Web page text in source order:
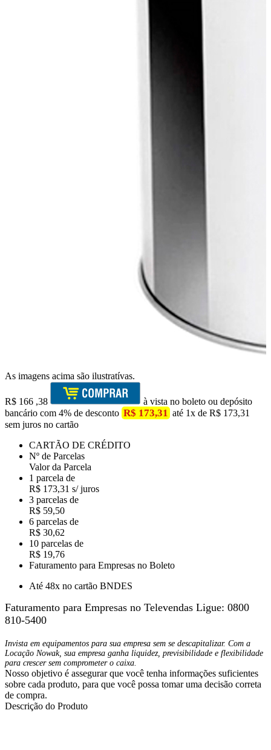
As imagens acima são ilustratívas.
R$ 166 ,38
à vista no boleto ou depósito
bancário com 4% de desconto R$ 173,31 até 1x de R$ 173,31
sem juros no cartão
CARTÃO DE CRÉDITO
Nº de Parcelas
Valor da Parcela
1 parcela de
R$ 173,31 s/ juros
3 parcelas de
R$ 59,50
6 parcelas de
R$ 30,62
10 parcelas de
R$ 19,76
Faturamento para Empresas no Boleto
Até 48x no cartão BNDES
Faturamento para Empresas no Televendas Ligue: 0800
810-5400
Invista em equipamentos para sua empresa sem se descapitalizar. Com a
Locação Nowak, sua empresa ganha liquidez, previsibilidade e flexibilidade
para crescer sem comprometer o caixa.
Nosso objetivo é assegurar que você tenha informações suficientes
sobre cada produto, para que você possa tomar uma decisão correta
de compra.
Descrição do Produto